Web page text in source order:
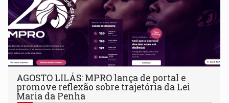
AGOSTO LILÁS: MPRO lança de portal e
promove reflexão sobre trajetória da Lei
Maria da Penha